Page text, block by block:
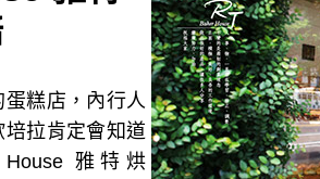
糕店，內行人
拉肯定會知道
House 雅特烘